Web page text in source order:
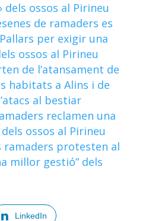
ossos al Pirineu
de ramaders es
per exigir una
ossos al Pirineu
de l’atansament de
habitats a Alins i de
al bestiar
reclamen una
ossos al Pirineu
ramaders protesten al
millor gestió” dels
LinkedIn